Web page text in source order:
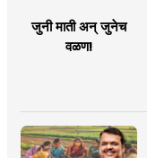
जुनी माती अन् जुनेच
वळण!